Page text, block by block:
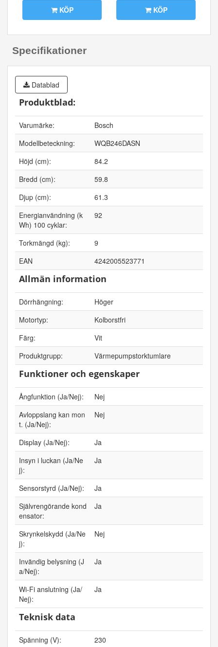
KÖP KÖP
Specifikationer
Datablad
Produktblad:
Varumärke:
Bosch
Modellbeteckning:
WQB246DASN
Höjd (cm):
84.2
Bredd (cm):
59.8
Djup (cm):
61.3
Energianvändning (k
Wh) 100 cyklar:
92
Torkmängd (kg):
9
EAN
4242005523771
Allmän information
Dörrhängning:
Höger
Motortyp:
Kolborstfri
Färg:
Vit
Produktgrupp:
Värmepumpstorktumlare
Funktioner och egenskaper
Ångfunktion (Ja/Nej):
Nej
Avloppslang kan mon
t. (Ja/Nej):
Nej
Display (Ja/Nej):
Ja
Insyn i luckan (Ja/Ne
j):
Ja
Sensorstyrd (Ja/Nej):
Ja
Självrengörande kond
ensator:
Ja
Skrynkelskydd (Ja/Ne
j):
Nej
Invändig belysning (J
a/Nej):
Ja
Wi-Fi anslutning (Ja/
Nej):
Ja
Teknisk data
Spänning (V):
230